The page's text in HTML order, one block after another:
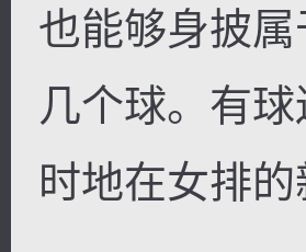
也能够身披
几个球。有
时地在女排